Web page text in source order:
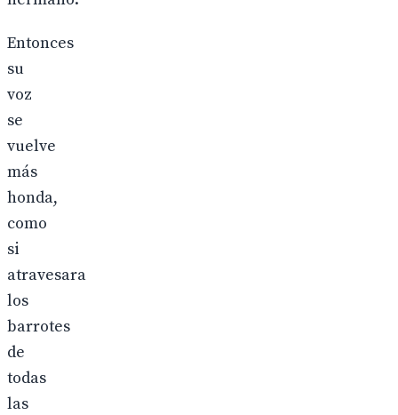
Entonces
su
voz
se
vuelve
más
honda,
como
si
atravesara
los
barrotes
de
todas
las